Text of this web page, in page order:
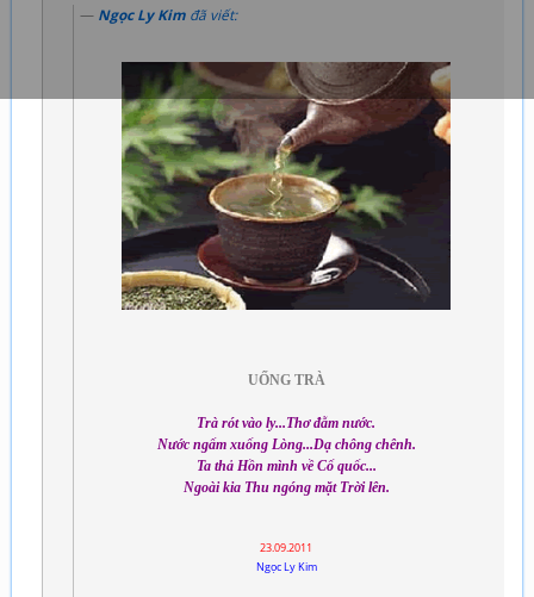
Ngọc Ly Kim đã viết:
UỐNG TRÀ
Trà rót vào ly...Thơ đẫm nước.
Nước ngấm xuống Lòng...Dạ chông chênh.
Ta thả Hồn mình về Cố quốc...
Ngoài kia Thu ngóng mặt Trời lên.
23.09.2011
Ngọc Ly Kim